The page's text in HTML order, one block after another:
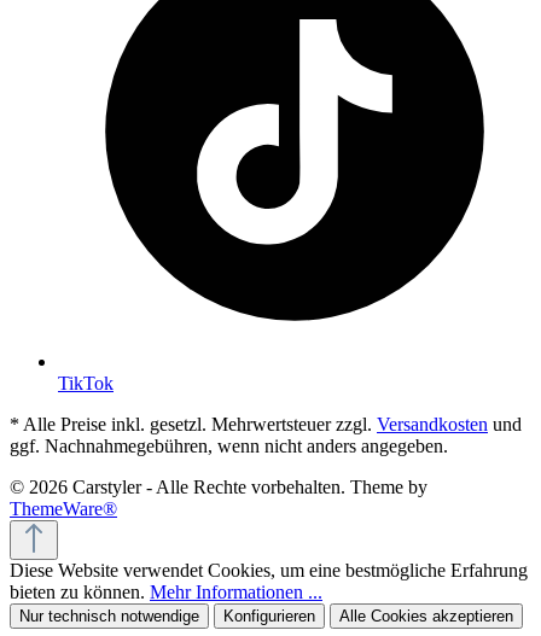
TikTok
* Alle Preise inkl. gesetzl. Mehrwertsteuer zzgl. Versandkosten und
ggf. Nachnahmegebühren, wenn nicht anders angegeben.
© 2026 Carstyler - Alle Rechte vorbehalten. Theme by
ThemeWare®
Diese Website verwendet Cookies, um eine bestmögliche Erfahrung
bieten zu können. Mehr Informationen ...
Nur technisch notwendige Konfigurieren Alle Cookies akzeptieren